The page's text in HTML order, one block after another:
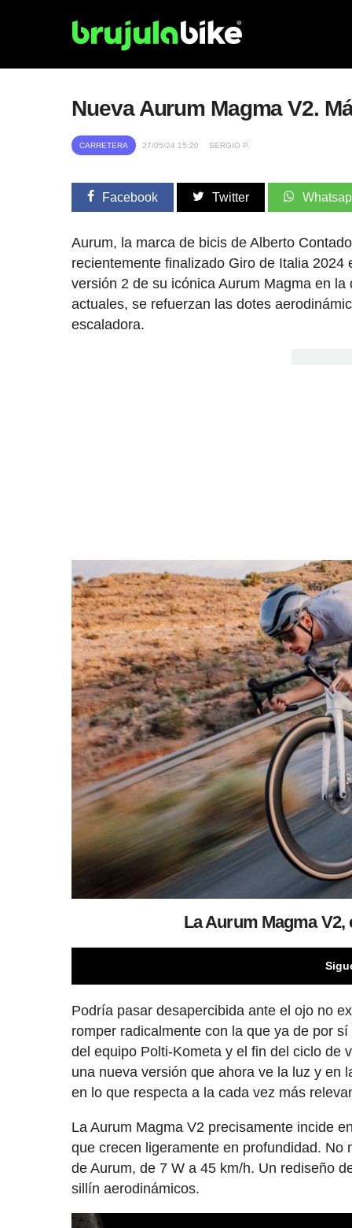
Nueva Aurum Magma V2.
CARRETERA 27/05/24 15:20 SERGIO P.
Facebook Twitter
Aurum, la marca de bicis de Alberto
recientemente finalizado Giro de Italia
versión 2 de su icónica Aurum Magma en
actuales, se refuerzan las dotes
escaladora.
La Aurum Magma
Podría pasar desapercibida ante el ojo no
romper radicalmente con la que ya de por
del equipo Polti-Kometa y el fin del ciclo de
una nueva versión que ahora ve la luz y en
en lo que respecta a la cada vez más
La Aurum Magma V2 precisamente incide
que crecen ligeramente en profundidad.
de Aurum, de 7 W a 45 km/h. Un rediseño
sillín aerodinámicos.